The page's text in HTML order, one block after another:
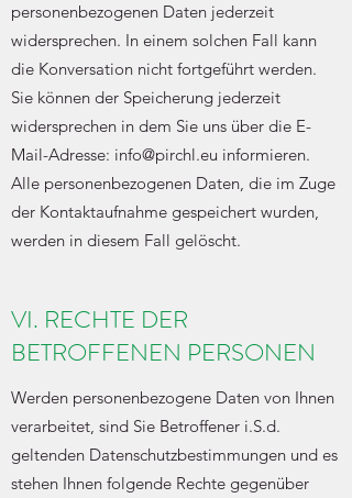
personenbezogenen Daten jederzeit
widersprechen. In einem solchen Fall kann
die Konversation nicht fortgeführt werden.
Sie können der Speicherung jederzeit
widersprechen in dem Sie uns über die E-
Mail-Adresse: info@pirchl.eu informieren.
Alle personenbezogenen Daten, die im Zuge
der Kontaktaufnahme gespeichert wurden,
werden in diesem Fall gelöscht.
VI. RECHTE DER
BETROFFENEN PERSONEN
Werden personenbezogene Daten von Ihnen
verarbeitet, sind Sie Betroffener i.S.d.
geltenden Datenschutzbestimmungen und es
stehen Ihnen folgende Rechte gegenüber